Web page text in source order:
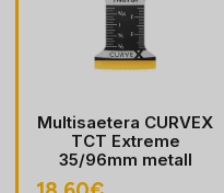
Multisaetera CURVEX
TCT Extreme
35/96mm metall